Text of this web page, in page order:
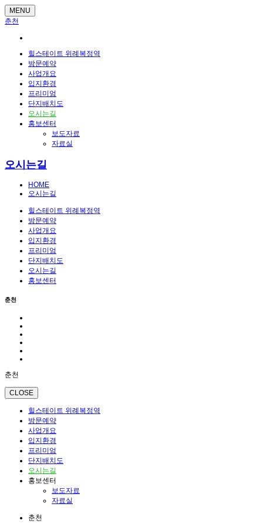
MENU
춘천
힐스테이트 위례복정역
방문예약
사업개요
입지환경
프리미엄
단지배치도
오시는길
홍보센터
보도자료
자료실
오시는길
HOME
오시는길
힐스테이트 위례복정역
방문예약
사업개요
입지환경
프리미엄
단지배치도
오시는길
홍보센터
춘천
춘천
CLOSE
힐스테이트 위례복정역
방문예약
사업개요
입지환경
프리미엄
단지배치도
오시는길
홍보센터
보도자료
자료실
춘천